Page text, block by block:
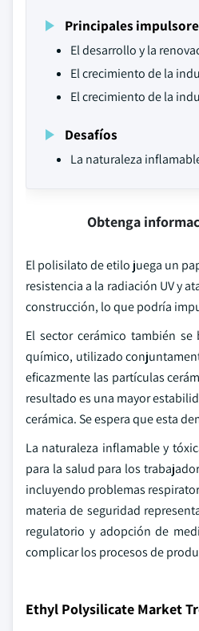
Principales
El desarrollo y la
El crecimiento de la
El crecimiento de la
Desafíos
La naturaleza
Obtenga
El polisilato de etilo juega un
resistencia a la radiación UV y
construcción, lo que podría
El sector cerámico también
químico, utilizado
eficazmente las partículas
resultado es una mayor
cerámica. Se espera que esta
La naturaleza inflamable y
para la salud para los
incluyendo problemas
materia de seguridad
regulatorio y adopción de
complicar los procesos de
Ethyl Polysilicate Market